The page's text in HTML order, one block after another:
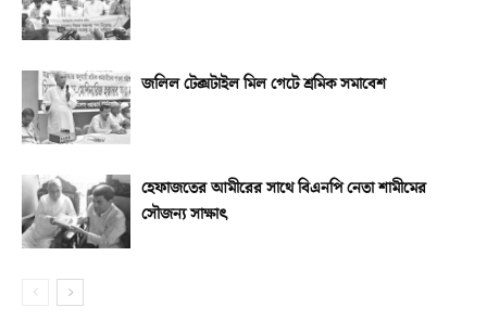
জলিল টেক্সটাইল মিল গেটে শ্রমিক সমাবেশ
হেফাজতের আমীরের সাথে বিএনপি নেতা শামীমের
সৌজন্য সাক্ষাৎ